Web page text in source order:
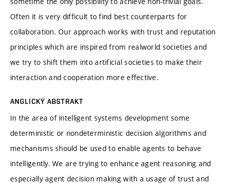
Often it is very difficult to find best counterparts for
collaboration. Our approach works with trust and reputation
principles which are inspired from realworld societies and
we try to shift them into artificial societies to make their
interaction and cooperation more effective.
ANGLICKÝ ABSTRAKT
In the area of intelligent systems development some
deterministic or nondeterministic decision algorithms and
mechanisms should be used to enable agents to behave
intelligently. We are trying to enhance agent reasoning and
especially agent decision making with a usage of trust and